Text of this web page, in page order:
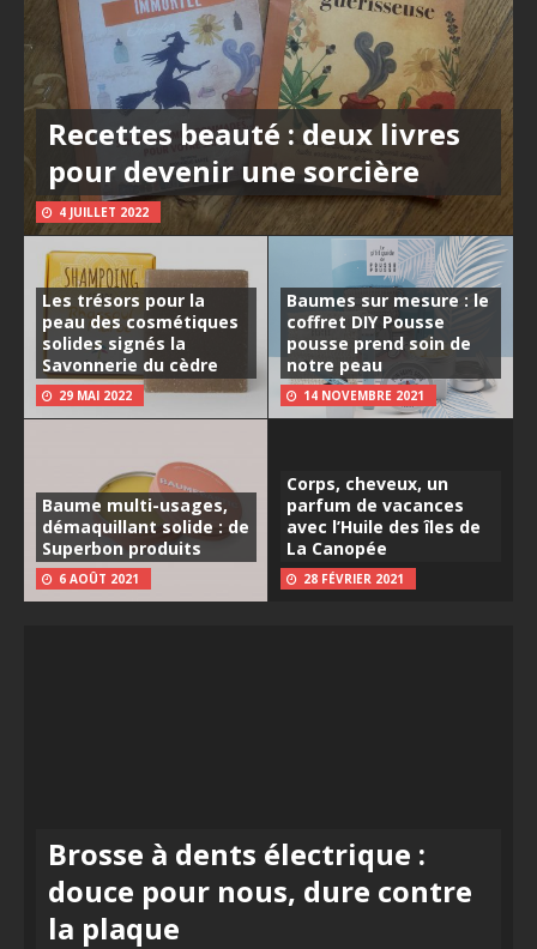
Recettes beauté : deux livres
pour devenir une sorcière
4 JUILLET 2022
Les trésors pour la
peau des cosmétiques
solides signés la
Savonnerie du cèdre
29 MAI 2022
Baumes sur mesure : le
coffret DIY Pousse
pousse prend soin de
notre peau
14 NOVEMBRE 2021
Baume multi-usages,
démaquillant solide : de
Superbon produits
6 AOÛT 2021
Corps, cheveux, un
parfum de vacances
avec l’Huile des îles de
La Canopée
28 FÉVRIER 2021
Brosse à dents électrique :
douce pour nous, dure contre
la plaque